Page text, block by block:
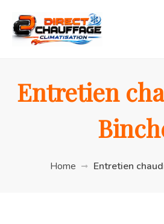
Entretien
Home Entretien